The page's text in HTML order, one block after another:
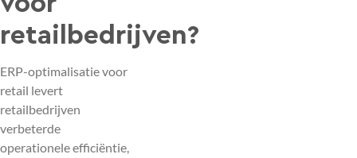
retailbedrijven?
ERP-optimalisatie voor
retail levert
retailbedrijven
verbeterde
operationele efficiëntie,